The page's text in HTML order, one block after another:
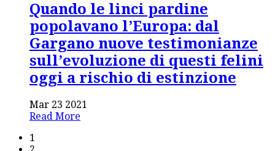
Quando le linci pardine
popolavano l’Europa: dal
Gargano nuove testimonianze
sull’evoluzione di questi felini
oggi a rischio di estinzione
Mar 23 2021
Read More
1